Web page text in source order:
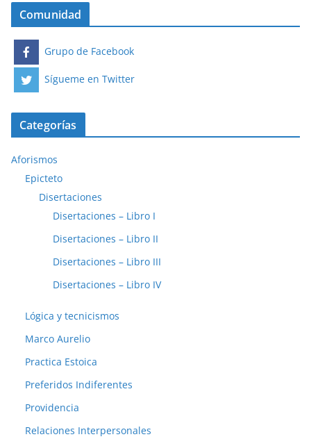
Comunidad
Grupo de Facebook
Sígueme en Twitter
Categorías
Aforismos
Epicteto
Disertaciones
Disertaciones – Libro I
Disertaciones – Libro II
Disertaciones – Libro III
Disertaciones – Libro IV
Lógica y tecnicismos
Marco Aurelio
Practica Estoica
Preferidos Indiferentes
Providencia
Relaciones Interpersonales